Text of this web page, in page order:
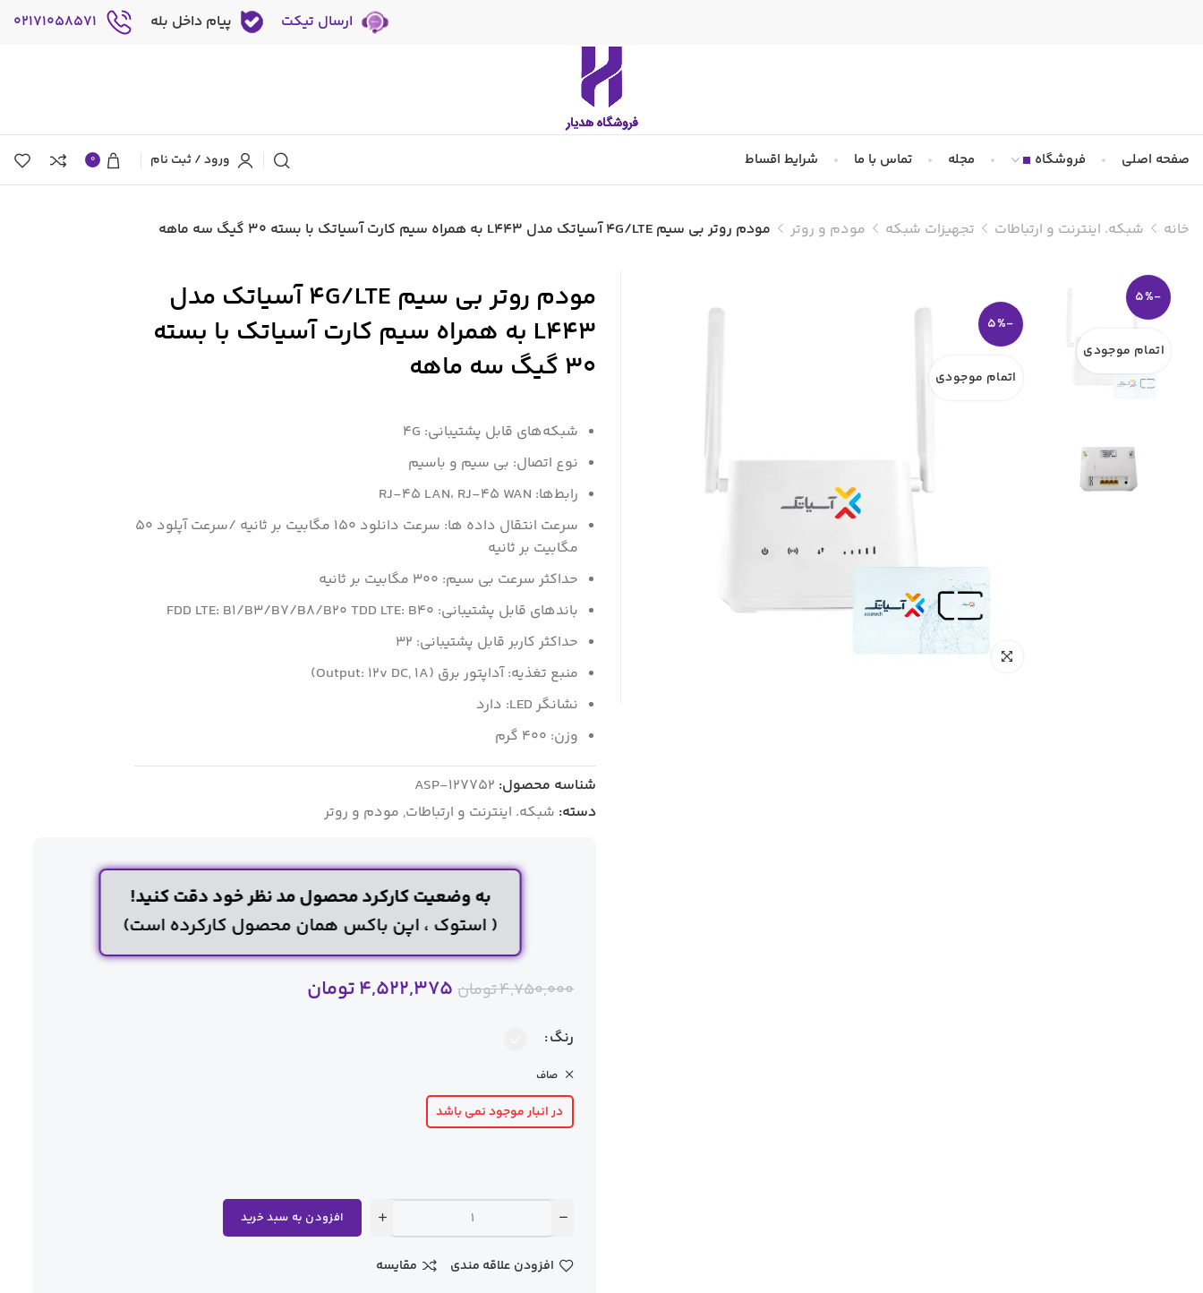
ارسال تیکت پیام داخل بله 02171058571
صفحه اصلی فروشگاه مجله تماس با ما شرایط اقساط ورود / ثبت نام 0
خانه شبکه. اینترنت و ارتباطات تجهیزات شبکه مودم و روتر مودم روتر بی سیم 4G/LTE آسیاتک مدل L443 به همراه سیم کارت آسیاتک با بسته 30 گیگ سه ماهه
-5%
اتمام موجودی
-5%
اتمام موجودی
مودم روتر بی سیم 4G/LTE آسیاتک مدل
L443 به همراه سیم کارت آسیاتک با بسته
30 گیگ سه ماهه
شبکه‌های قابل پشتیبانی: 4G
نوع اتصال: بی سیم و باسیم
رابط‌ها: RJ-45 LAN، RJ-45 WAN
سرعت انتقال داده ها: سرعت دانلود 150 مگابیت بر ثانیه /سرعت آپلود 50
مگابیت بر ثانیه
حداکثر سرعت بی سیم: 300 مگابیت بر ثانیه
باندهای قابل پشتیبانی: FDD LTE: B1/B3/B7/B8/B20 TDD LTE: B40
حداکثر کاربر قابل پشتیبانی: 32
منبع تغذیه: آداپتور برق (Output: 12v DC, 1A)
نشانگر LED: دارد
وزن: 400 گرم
شناسه محصول: ASP-127752
دسته: شبکه. اینترنت و ارتباطات, مودم و روتر
به وضعیت کارکرد محصول مد نظر خود دقت کنید!
( استوک ، اپن باکس همان محصول کارکرده است)
4,750,000تومان 4,522,375تومان
رنگ
صاف
در انبار موجود نمی باشد
افزودن به سبد خرید
افزودن علاقه مندی مقایسه